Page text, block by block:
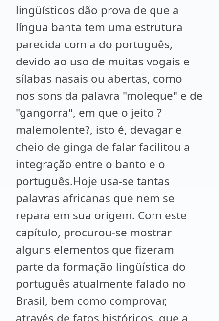
lingüísticos dão prova de que a
língua banta tem uma estrutura
parecida com a do português,
devido ao uso de muitas vogais e
sílabas nasais ou abertas, como
nos sons da palavra "moleque" e de
"gangorra", em que o jeito ?
malemolente?, isto é, devagar e
cheio de ginga de falar facilitou a
integração entre o banto e o
português.Hoje usa-se tantas
palavras africanas que nem se
repara em sua origem. Com este
capítulo, procurou-se mostrar
alguns elementos que fizeram
parte da formação lingüística do
português atualmente falado no
Brasil, bem como comprovar,
através de fatos históricos, que a